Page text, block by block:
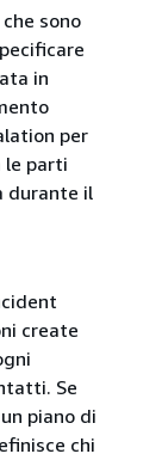
sono
in
per
le parti
durante il
create
Se
piano di
chi